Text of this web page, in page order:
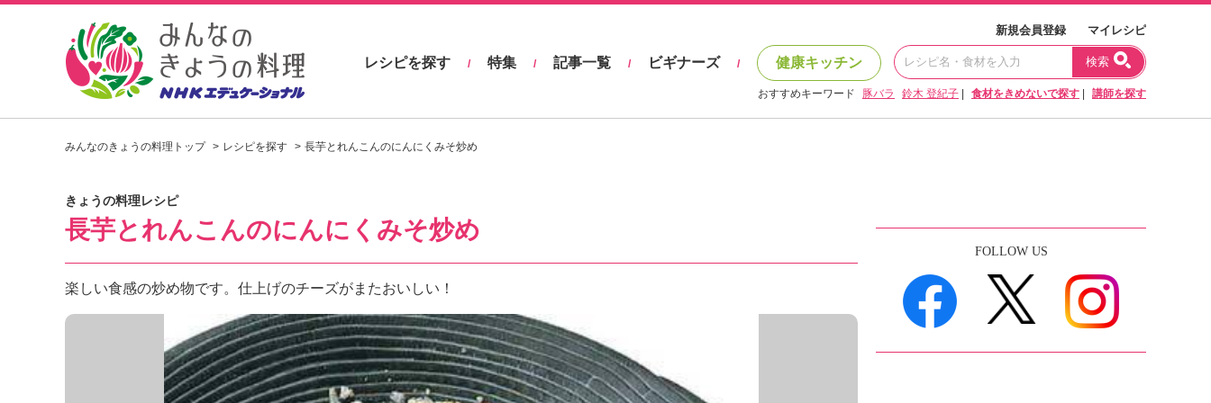
し
ピ
を
見
よ
う
。
N
H
新規会員登録 マイレシピ
レシピを探す / 特集 / 記事一覧 / ビギナーズ / 健康キッチン 検索
おすすめキーワード 豚バラ 鈴木 登紀子 食材をきめないで探す 講師を探す
みんなのきょうの料理トップ レシピを探す 長芋とれんこんのにんにくみそ炒め
きょうの料理レシピ
長芋とれんこんのにんにくみそ炒め
楽しい食感の炒め物です。仕上げのチーズがまたおいしい！
FOLLOW US